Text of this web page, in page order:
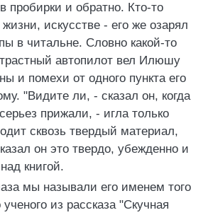
пробирки и обратно. Кто-то
искусстве - его же озарял
в читальне. Словно какой-то
автопилот вел Илюшу
и помехи от одного пункта его
"Видите ли, - сказал он, когда
прижали, - игла только
сквозь твердый материал,
он это твердо, убежденно и
книгой.
мы называли его именем того
ученого из рассказа "Скучная